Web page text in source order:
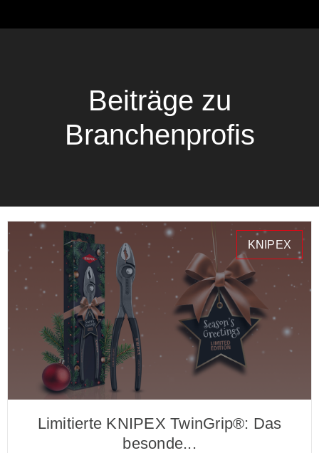
Beiträge zu
Branchenprofis
KNIPEX
Limitierte KNIPEX TwinGrip®: Das
besonde...